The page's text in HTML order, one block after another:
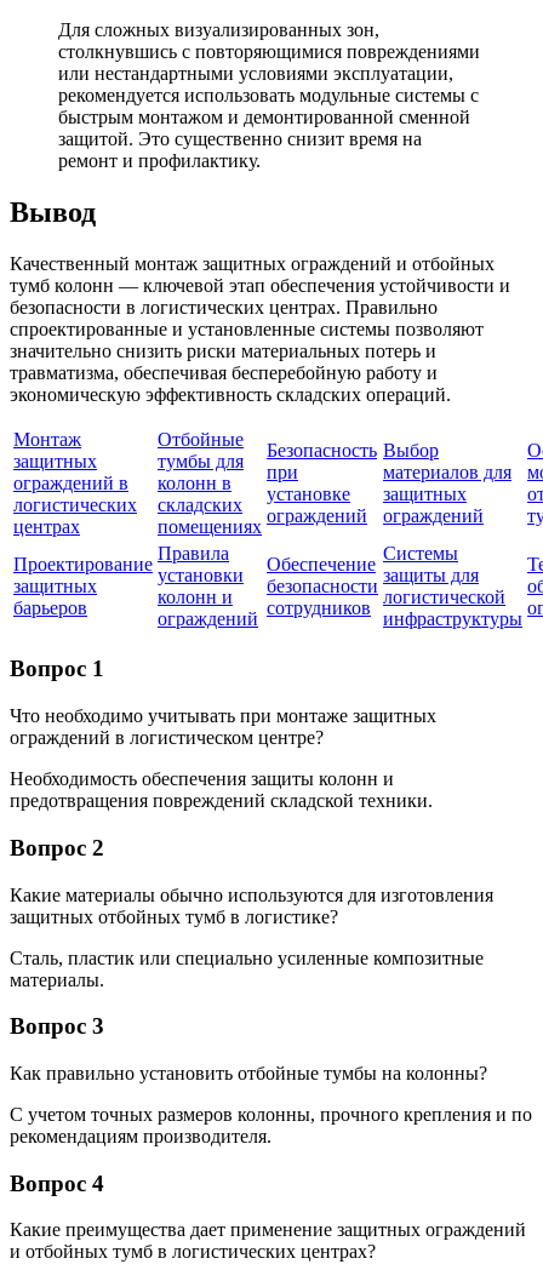
Для сложных визуализированных зон,
столкнувшись с повторяющимися повреждениями
или нестандартными условиями эксплуатации,
рекомендуется использовать модульные системы с
быстрым монтажом и демонтированной сменной
защитой. Это существенно снизит время на
ремонт и профилактику.
Вывод
Качественный монтаж защитных ограждений и отбойных
тумб колонн — ключевой этап обеспечения устойчивости и
безопасности в логистических центрах. Правильно
спроектированные и установленные системы позволяют
значительно снизить риски материальных потерь и
травматизма, обеспечивая бесперебойную работу и
экономическую эффективность складских операций.
Монтаж
защитных
ограждений в
логистических
центрах
Отбойные
тумбы для
колонн в
складских
помещениях
Безопасность
при
установке
ограждений
Выбор
материалов для
защитных
ограждений
Проектирование
защитных
барьеров
Правила
установки
колонн и
ограждений
Обеспечение
безопасности
сотрудников
Системы
защиты для
логистической
инфраструктуры
Вопрос 1
Что необходимо учитывать при монтажe защитных
ограждений в логистическом центре?
Необходимость обеспечения защиты колонн и
предотвращения повреждений складской техники.
Вопрос 2
Какие материалы обычно используются для изготовления
защитных отбойных тумб в логистике?
Сталь, пластик или специально усиленные композитные
материалы.
Вопрос 3
Как правильно установить отбойные тумбы на колонны?
С учетом точных размеров колонны, прочного крепления и по
рекомендациям производителя.
Вопрос 4
Какие преимущества дает применение защитных ограждений
и отбойных тумб в логистических центрах?